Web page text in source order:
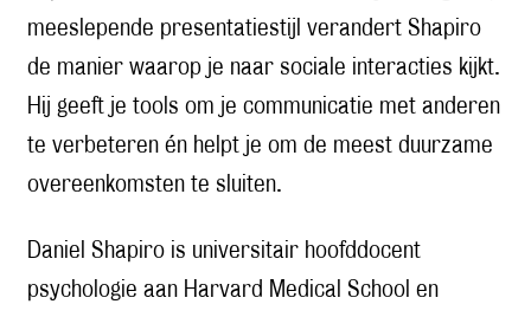
meeslepende presentatiestijl verandert Shapiro
de manier waarop je naar sociale interacties kijkt.
Hij geeft je tools om je communicatie met anderen
te verbeteren én helpt je om de meest duurzame
overeenkomsten te sluiten.
Daniel Shapiro is universitair hoofddocent
psychologie aan Harvard Medical School en